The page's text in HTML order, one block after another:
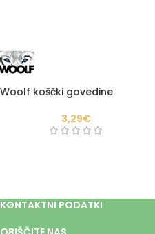
Woolf koščki govedine
3,29€
KONTAKTNI PODATKI